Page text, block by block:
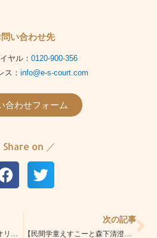
問い合わせ先
ヤル： 0120-900-356
ス： info@e-s-court.com
合わせフォーム
Share on ／
【えすこーと千歳烏山校】オリジナルシールを作りました❢
次の記事
【民間学童えすこーと森下清澄白河校】いちご狩りに行ってきました